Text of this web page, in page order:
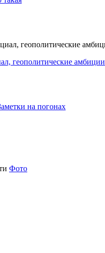
геополитические амбиции
на погонах
Фото